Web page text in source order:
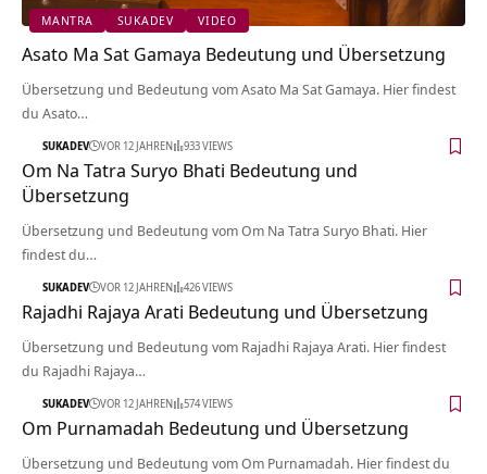
MANTRA SUKADEV VIDEO
Asato Ma Sat Gamaya Bedeutung und Übersetzung
Übersetzung und Bedeutung vom Asato Ma Sat Gamaya. Hier findest
du Asato…
SUKADEV VOR 12 JAHREN 933 VIEWS
Om Na Tatra Suryo Bhati Bedeutung und
Übersetzung
Übersetzung und Bedeutung vom Om Na Tatra Suryo Bhati. Hier
findest du…
SUKADEV VOR 12 JAHREN 426 VIEWS
Rajadhi Rajaya Arati Bedeutung und Übersetzung
Übersetzung und Bedeutung vom Rajadhi Rajaya Arati. Hier findest
du Rajadhi Rajaya…
SUKADEV VOR 12 JAHREN 574 VIEWS
Om Purnamadah Bedeutung und Übersetzung
Übersetzung und Bedeutung vom Om Purnamadah. Hier findest du